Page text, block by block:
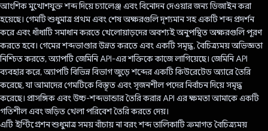
আংশিক মুখোশযুক্ত শব্দ দিয়ে চ্যালেঞ্জ এবং বিনোদন দেওয়ার জন্য ডিজাইন করা
হয়েছে। গেমটি শুধুমাত্র প্রথম এবং শেষ অক্ষরগুলি দৃশ্যমান সহ একটি শব্দ প্রদর্শন
করে এবং ধাঁধাটি সমাধান করতে খেলোয়াড়দের অবশ্যই অনুপস্থিত অক্ষরগুলি পূরণ
করতে হবে। গেমের শব্দভাণ্ডার উন্নত করতে এবং একটি সমৃদ্ধ, বৈচিত্র্যময় অভিজ্ঞতা
নিশ্চিত করতে, অ্যাপটি জেমিনি API-এর শক্তিকে কাজে লাগিয়েছে। জেমিনি API
ব্যবহার করে, অ্যাপটি বিভিন্ন বিভাগ জুড়ে শব্দের একটি কিউরেটেড অ্যারে তৈরি
করেছে, যা আমাদের গেমটিকে বিস্তৃত এবং সৃজনশীল পদের নির্বাচন দিয়ে সমৃদ্ধ
করেছে। প্রাসঙ্গিক এবং উচ্চ-শব্দভান্ডার তৈরি করার API এর ক্ষমতা আমাকে একটি
গতিশীল এবং জড়িত খেলা পরিবেশ তৈরি করতে দেয়।
এটি ইন্টিগ্রেশন শুধুমাত্র সময় বাঁচায় না বরং শব্দ তালিকাটি ক্রমাগত বৈচিত্র্যময়